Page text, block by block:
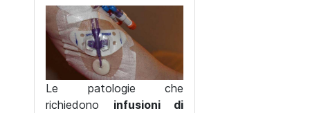
Le patologie che
richiedono infusioni di